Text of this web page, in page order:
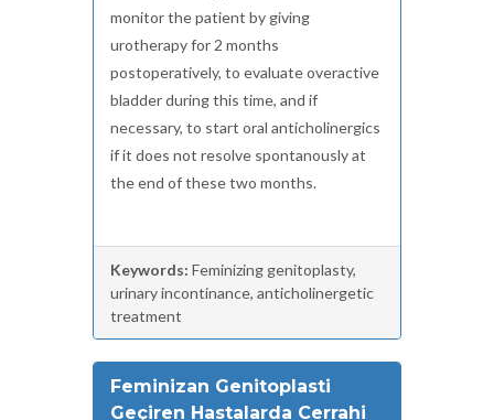
monitor the patient by giving
urotherapy for 2 months
postoperatively, to evaluate overactive
bladder during this time, and if
necessary, to start oral anticholinergics
if it does not resolve spontanously at
the end of these two months.
Keywords: Feminizing genitoplasty,
urinary incontinance, anticholinergetic
treatment
Feminizan Genitoplasti
Geçiren Hastalarda Cerrahi